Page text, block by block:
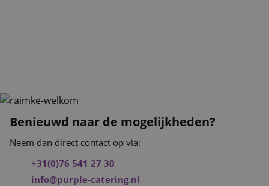
Benieuwd naar de mogelijkheden?
Neem dan direct contact op via:
+31(0)76 541 27 30
info@purple-catering.nl